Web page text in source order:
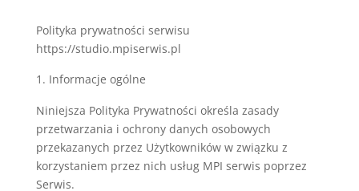
Polityka prywatności serwisu
https://studio.mpiserwis.pl
Informacje ogólne
Niniejsza Polityka Prywatności określa zasady
przetwarzania i ochrony danych osobowych
przekazanych przez Użytkowników w związku z
korzystaniem przez nich usług MPI serwis poprzez
Serwis.